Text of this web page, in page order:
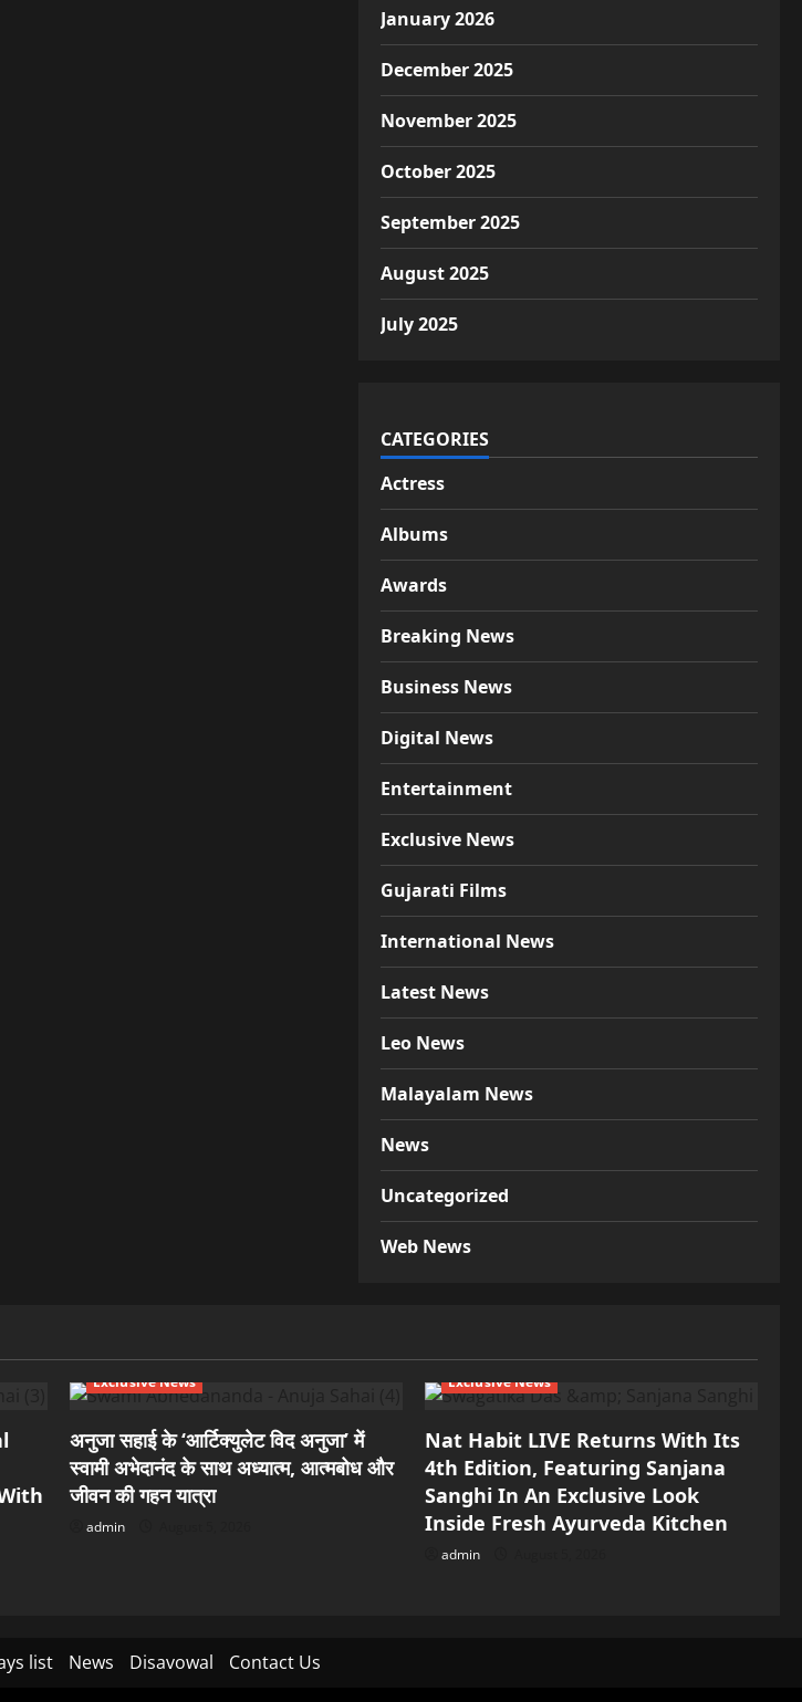
January 2026
December 2025
November 2025
October 2025
September 2025
August 2025
July 2025
CATEGORIES
Actress
Albums
Awards
Breaking News
Business News
Digital News
Entertainment
Exclusive News
Gujarati Films
International News
Latest News
Leo News
Malayalam News
News
Uncategorized
Web News
Exclusive News
अनुजा सहाई के ‘आर्टिक्युलेट विद अनुजा’ में
स्वामी अभेदानंद के साथ अध्यात्म, आत्मबोध और
जीवन की गहन यात्रा
admin
Exclusive News
Nat Habit LIVE Returns With Its
4th Edition, Featuring Sanjana
Sanghi In An Exclusive Look
Inside Fresh Ayurveda Kitchen
admin
list News Disavowal Contact Us